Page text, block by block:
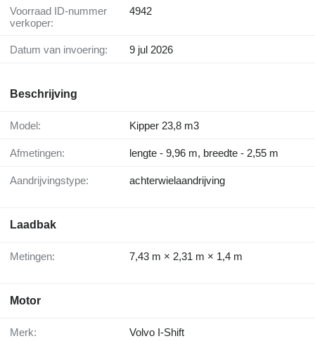
Voorraad ID-nummer
verkoper:
4942
Datum van invoering: 9 jul 2026
Beschrijving
Model: Kipper 23,8 m3
Afmetingen: lengte - 9,96 m, breedte - 2,55 m
Aandrijvingstype: achterwielaandrijving
Laadbak
Metingen: 7,43 m × 2,31 m × 1,4 m
Motor
Merk: Volvo I-Shift